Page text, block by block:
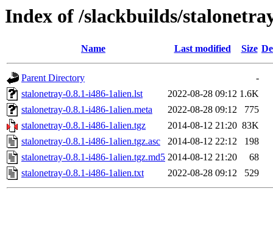
Index of /slackbuilds/
Name Last modified Size
Parent Directory
-
stalonetray-0.8.1-i486-1alien.lst
2022-08-28 09:12 1.6K
stalonetray-0.8.1-i486-1alien.meta
2022-08-28 09:12
775
stalonetray-0.8.1-i486-1alien.tgz
2014-08-12 21:20 83K
stalonetray-0.8.1-i486-1alien.tgz.asc
2014-08-12 22:12
198
stalonetray-0.8.1-i486-1alien.tgz.md5 2014-08-12 21:20
68
stalonetray-0.8.1-i486-1alien.txt
2022-08-28 09:12 529